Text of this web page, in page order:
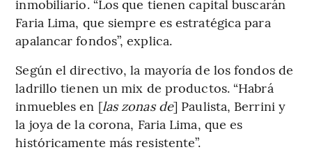
inmobiliario. “Los que tienen capital buscarán
Faria Lima, que siempre es estratégica para
apalancar fondos”, explica.
Según el directivo, la mayoría de los fondos de
ladrillo tienen un mix de productos. “Habrá
inmuebles en [las zonas de] Paulista, Berrini y
la joya de la corona, Faria Lima, que es
históricamente más resistente”.